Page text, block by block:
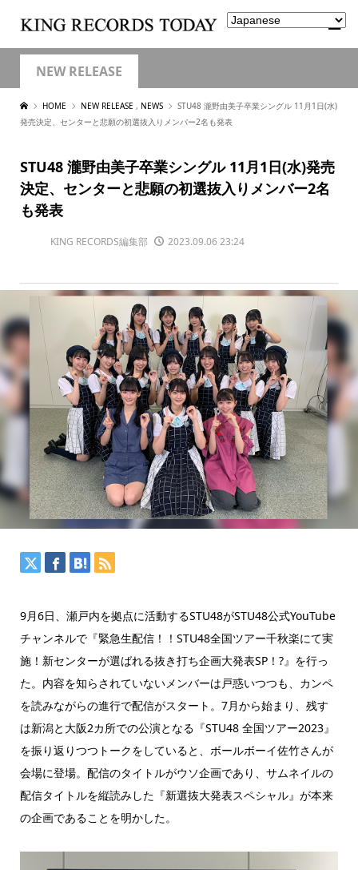
NEW RELEASE
HOME NEW RELEASE , NEWS
STU48 瀧野由美子卒業シングル 11月1日(水)
発売決定、センターと悲願の初選抜入りメンバー2名も発表
STU48 瀧野由美子卒業シングル 11月1日(水)発売
決定、センターと悲願の初選抜入りメンバー2名
も発表
KING RECORDS編集部 2023.09.06 23:24
9月6日、瀬戸内を拠点に活動するSTU48がSTU48公式YouTube
チャンネルで『緊急生配信！！STU48全国ツアー千秋楽にて実
施！新センターが選ばれる抜き打ち企画大発表SP！?』を行っ
た。内容を知らされていないメンバーは戸惑いつつも、カンペ
を読みながらの進行で配信がスタート。7月から始まり、残す
は新潟と大阪2カ所での公演となる『STU48 全国ツアー2023』
を振り返りつつトークをしていると、ボールボーイ佐竹さんが
会場に登場。配信のタイトルがウソ企画であり、サムネイルの
配信タイトルを縦読みした『新選抜大発表スペシャル』が本来
の企画であることを明かした。